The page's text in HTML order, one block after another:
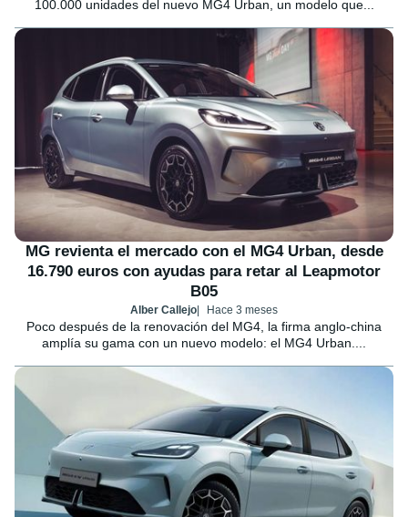
100.000 unidades del nuevo MG4 Urban, un modelo que...
MG revienta el mercado con el MG4 Urban, desde
16.790 euros con ayudas para retar al Leapmotor
B05
Alber Callejo Hace 3 meses
Poco después de la renovación del MG4, la firma anglo-china
amplía su gama con un nuevo modelo: el MG4 Urban....